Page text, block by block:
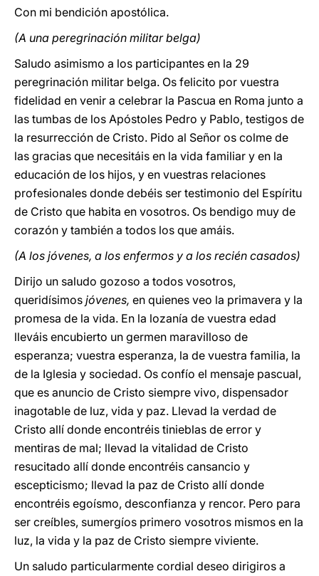
Con mi bendición apostólica.
(A una peregrinación militar belga)
Saludo asimismo a los participantes en la 29
peregrinación militar belga. Os felicito por vuestra
fidelidad en venir a celebrar la Pascua en Roma junto a
las tumbas de los Apóstoles Pedro y Pablo, testigos de
la resurrección de Cristo. Pido al Señor os colme de
las gracias que necesitáis en la vida familiar y en la
educación de los hijos, y en vuestras relaciones
profesionales donde debéis ser testimonio del Espíritu
de Cristo que habita en vosotros. Os bendigo muy de
corazón y también a todos los que amáis.
(A los jóvenes, a los enfermos y a los recién casados)
Dirijo un saludo gozoso a todos vosotros,
queridísimos jóvenes, en quienes veo la primavera y la
promesa de la vida. En la lozanía de vuestra edad
lleváis encubierto un germen maravilloso de
esperanza; vuestra esperanza, la de vuestra familia, la
de la Iglesia y sociedad. Os confío el mensaje pascual,
que es anuncio de Cristo siempre vivo, dispensador
inagotable de luz, vida y paz. Llevad la verdad de
Cristo allí donde encontréis tinieblas de error y
mentiras de mal; llevad la vitalidad de Cristo
resucitado allí donde encontréis cansancio y
escepticismo; llevad la paz de Cristo allí donde
encontréis egoísmo, desconfianza y rencor. Pero para
ser creíbles, sumergíos primero vosotros mismos en la
luz, la vida y la paz de Cristo siempre viviente.
Un saludo particularmente cordial deseo dirigiros a